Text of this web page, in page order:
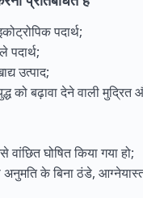
पदार्थ;
पदार्थ;
उत्पाद;
को बढ़ावा देने वाली मुद्रित
घोषित किया गया हो;
के बिना ठंडे,